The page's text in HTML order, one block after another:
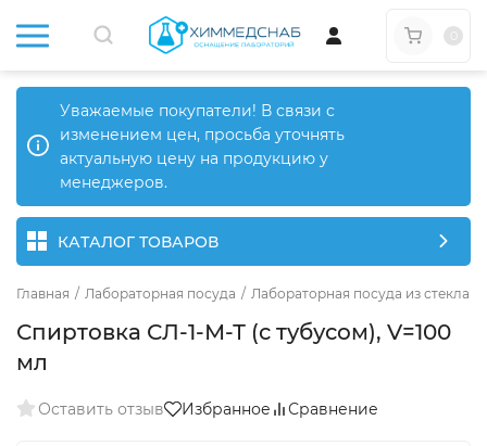
Уважаемые покупатели! В связи с
изменением цен, просьба уточнять
актуальную цену на продукцию у
менеджеров.
КАТАЛОГ ТОВАРОВ
Главная / Лабораторная посуда / Лабораторная посуда из стекла
Спиртовка СЛ-1-М-Т (с тубусом), V=100
мл
Оставить отзыв Избранное Сравнение